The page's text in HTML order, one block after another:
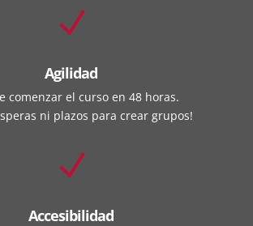
N
Agilidad
comenzar el curso en 48 horas.
ni plazos para crear grupos!
N
Accesibilidad